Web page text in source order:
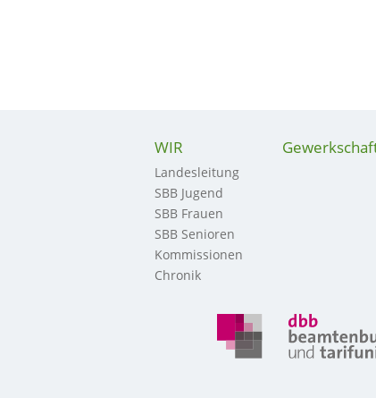
WIR
Landesleitung
SBB Jugend
SBB Frauen
SBB Senioren
Kommissionen
Chronik